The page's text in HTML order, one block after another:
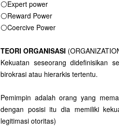
⚪Expert power
⚪Reward Power
⚪Coercive Power
TEORI ORGANISASI
Kekuatan seseorang didefinisikan
birokrasi atau hierarkis tertentu.
Pemimpin adalah orang yang
dengan posisi itu dia memiliki
legitimasi otoritas)